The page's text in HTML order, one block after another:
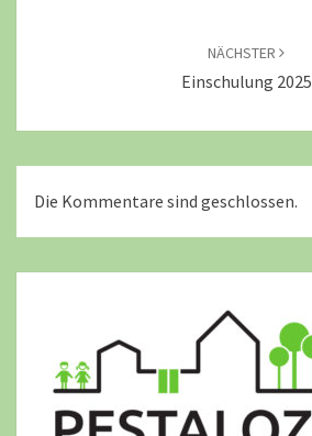
NÄCHSTER
Einschulung 2025
Die Kommentare sind geschlossen.